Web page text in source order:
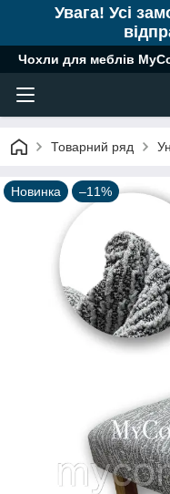
Увага! Усі
Чохли для меблів
Товарний ряд
Новинка –11%